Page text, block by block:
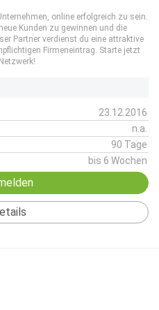
online erfolgreich zu sein.
Kunden zu gewinnen und die
Partner verdienst du eine attraktive
Firmeneintrag. Starte jetzt
23.12.2016
n.a.
90 Tage
bis 6 Wochen